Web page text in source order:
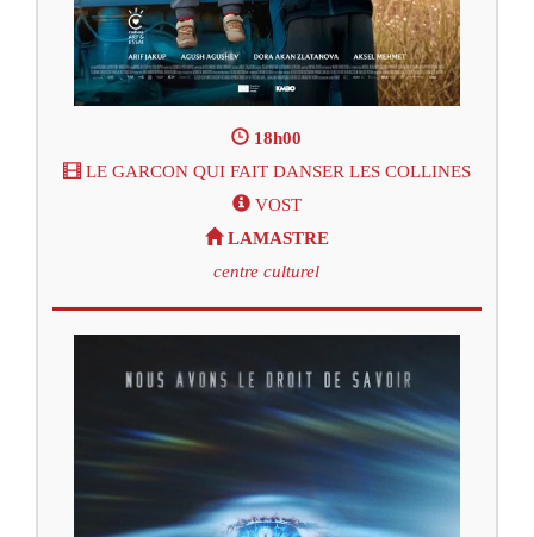
18h00
LE GARCON QUI FAIT DANSER LES COLLINES
VOST
LAMASTRE
centre culturel